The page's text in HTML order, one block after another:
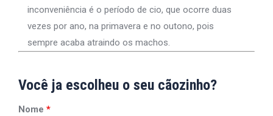
inconveniência é o período de cio, que ocorre duas
vezes por ano, na primavera e no outono, pois
sempre acaba atraindo os machos.
Você ja escolheu o seu cãozinho?
Nome *